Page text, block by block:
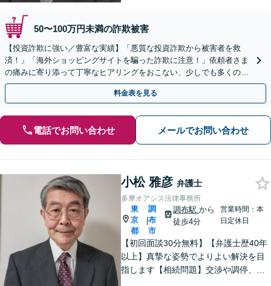
50〜100万円未満の詐欺被害
【投資詐欺に強い／豊富な実績】「悪質な投資詐欺から被害者を救
済！」「海外ショッピングサイトを騙った詐欺に注意！」依頼者さま
の痛みに寄り添って丁寧なヒアリングをおこない、少しでも多くの返
金が得られるよう尽力します！
料金表を見る
電話でお問い合わせ メールでお問い合わせ
小松 雅彦 弁護士
多摩オアシス法律事務所
東
京
都
|
調
布
市
調布駅から
徒歩4分
営業時間：本
日定休日
【初回面談30分無料】【弁護士歴40年
以上】真摯な姿勢でよりよい解決を目
指します【相続問題】交渉や調停、裁